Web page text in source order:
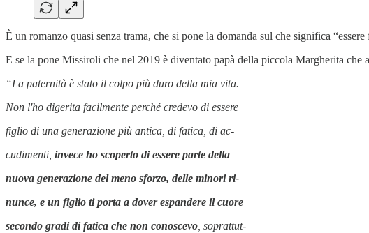
È un romanzo quasi senza trama, che si pone la domanda sul che significa
E se la pone Missiroli che nel 2019 è diventato papà della piccola Margherita che
“La paternità è stato il colpo più duro della mia vita.
Non l'ho digerita facilmente perché credevo di essere
figlio di una generazione più antica, di fatica, di ac-
cudimenti, invece ho scoperto di essere parte della
nuova generazione del meno sforzo, delle minori ri-
nunce, e un figlio ti porta a dover espandere il cuore
secondo gradi di fatica che non conoscevo , soprattut-